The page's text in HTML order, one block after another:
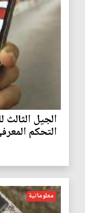
الجيل
التحكم
معلوماتية